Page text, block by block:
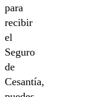
para
recibir
el
Seguro
de
Cesantía,